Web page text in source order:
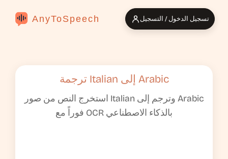
AnyToSpeech تسجيل الدخول / التسجيل
ترجمة Italian إلى Arabic
استخرج النص من صور Italian وترجم إلى Arabic
فوراً مع OCR بالذكاء الاصطناعي